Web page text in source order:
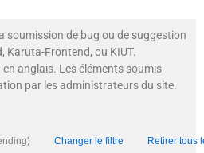
soumission de bug ou de suggestion
Karuta-Frontend, ou KIUT.
anglais. Les éléments soumis
par les administrateurs du site.
(pending) Changer le filtre Retirer tous